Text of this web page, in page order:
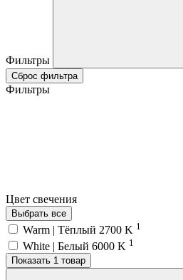
Фильтры
Сброс фильтра
Фильтры
Цвет свечения
Выбрать все
Warm | Тёплый 2700 K 1
White | Белый 6000 K 1
Показать 1 товар